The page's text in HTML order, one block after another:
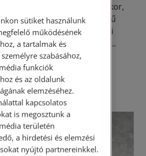
kérdés, hogy mi történik akkor,
érintett jármű
intézkedés során a helyszíni
el – vagy éppen elfogadja...
sütiket használunk
működésének
a tartalmak és
szabásához,
funkciók
és az oldalunk
elemzéséhez.
kapcsolatos
is megosztunk a
területén
a hirdetési és elemzési
nyújtó partnereinkkel.